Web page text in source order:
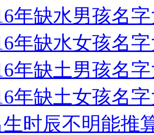
年缺水男孩名
年缺水女孩名
年缺土男孩名
年缺土女孩名
生时辰不明能推